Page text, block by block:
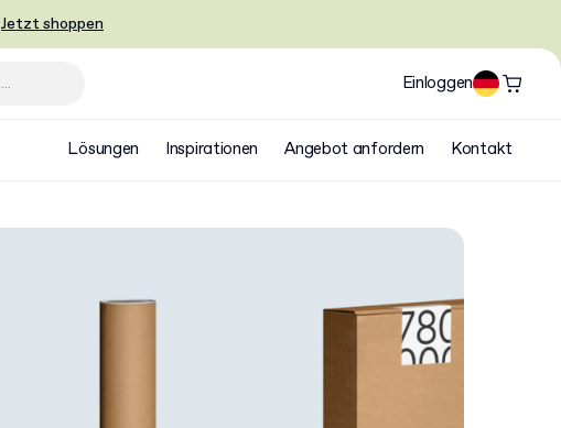
Jetzt shoppen
Einloggen
Lösungen Inspirationen Angebot anfordern Kontakt